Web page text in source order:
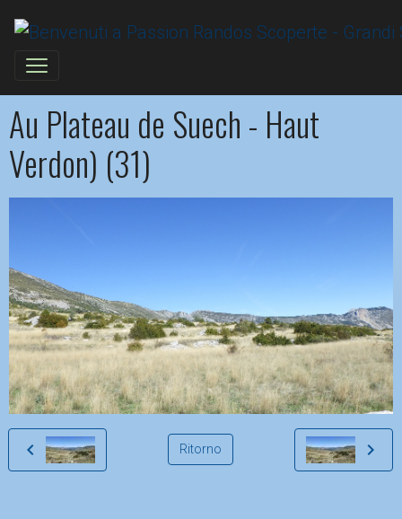
Au Plateau de Suech - Haut
Verdon) (31)
Ritorno